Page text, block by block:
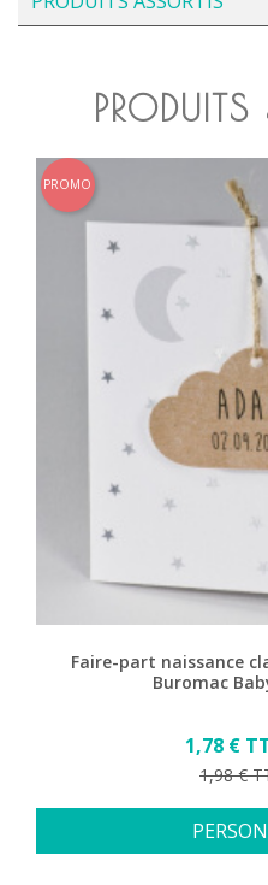
Faire-part naissance
Buromac
1,78 €
Prix de
1,98 €
PROMO